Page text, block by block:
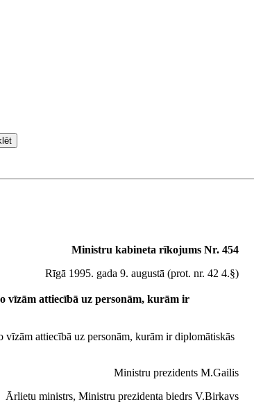
Ministru kabineta rīkojums Nr. 454
Rīgā 1995. gada 9. augustā (prot. nr. 42 4.§)
vīzām attiecībā uz personām, kurām ir
attiecībā uz personām, kurām ir diplomātiskās
Ministru prezidents M.Gailis
Ārlietu ministrs, Ministru prezidenta biedrs V.Birkavs